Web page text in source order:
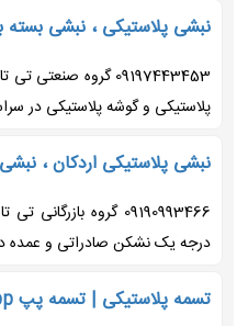
نبشی پلاستیکی ، نبشی
09197443453 گروه
پلاستیکی و گوشه پلاستیکی در
نبشی پلاستیکی اردکان ،
09190993466 گروه
درجه یک نشکن صادراتی و عمده
تسمه پلاستیکی | تسمه پپ pp | تسمه پت pet